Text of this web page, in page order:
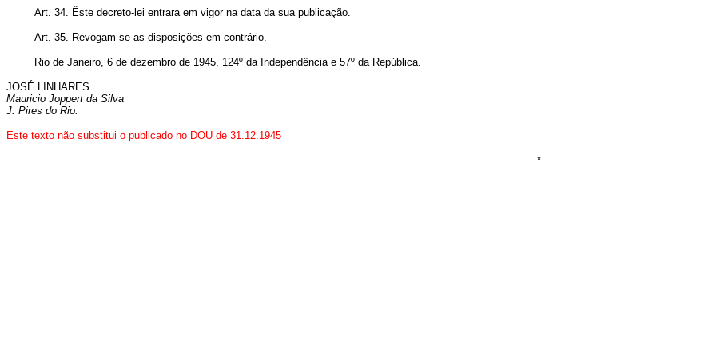
Art. 34. Êste decreto-lei entrara em vigor na data da sua publicação.
Art. 35. Revogam-se as disposições em contrário.
Rio de Janeiro, 6 de dezembro de 1945, 124º da Independência e 57º da República.
JOSÉ LINHARES
Mauricio Joppert da Silva
J. Pires do Rio.
Este texto não substitui o publicado no DOU de 31.12.1945
*